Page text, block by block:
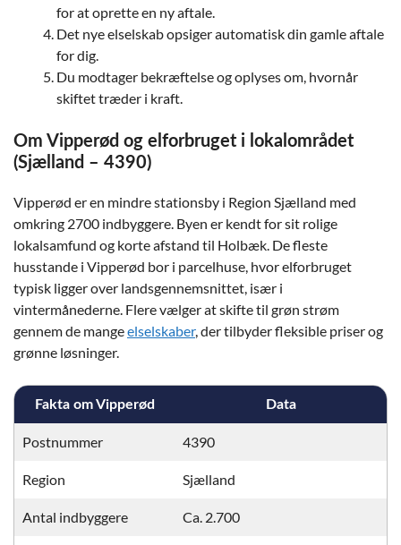
for at oprette en ny aftale.
Det nye elselskab opsiger automatisk din gamle aftale
for dig.
Du modtager bekræftelse og oplyses om, hvornår
skiftet træder i kraft.
Om Vipperød og elforbruget i lokalområdet
(Sjælland – 4390)
Vipperød er en mindre stationsby i Region Sjælland med
omkring 2700 indbyggere. Byen er kendt for sit rolige
lokalsamfund og korte afstand til Holbæk. De fleste
husstande i Vipperød bor i parcelhuse, hvor elforbruget
typisk ligger over landsgennemsnittet, især i
vintermånederne. Flere vælger at skifte til grøn strøm
gennem de mangeelselskaber, der tilbyder fleksible priser og
grønne løsninger.
Fakta om Vipperød Data
Postnummer 4390
Region Sjælland
Antal indbyggere Ca. 2.700